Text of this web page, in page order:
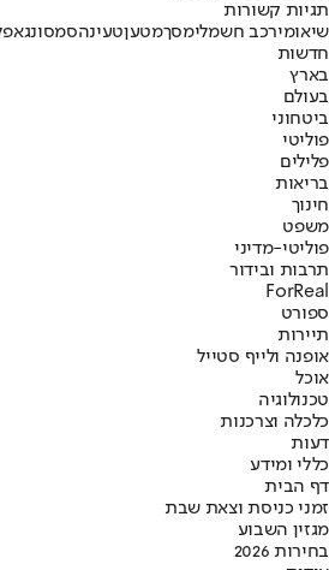
תגיות קשורות
שיאומירכב חשמלימסךמטעןטעינהסמסונג
חדשות
בארץ
בעולם
ביטחוני
פוליטי
פלילים
בריאות
חינוך
משפט
פוליטי-מדיני
תרבות ובידור
ForReal
ספורט
תיירות
אופנה ולייף סטייל
אוכל
טכנולוגיה
כלכלה וצרכנות
דעות
כללי ומידע
דף הבית
זמני כניסת וצאת שבת
מגזין השבוע
בחירות 2026